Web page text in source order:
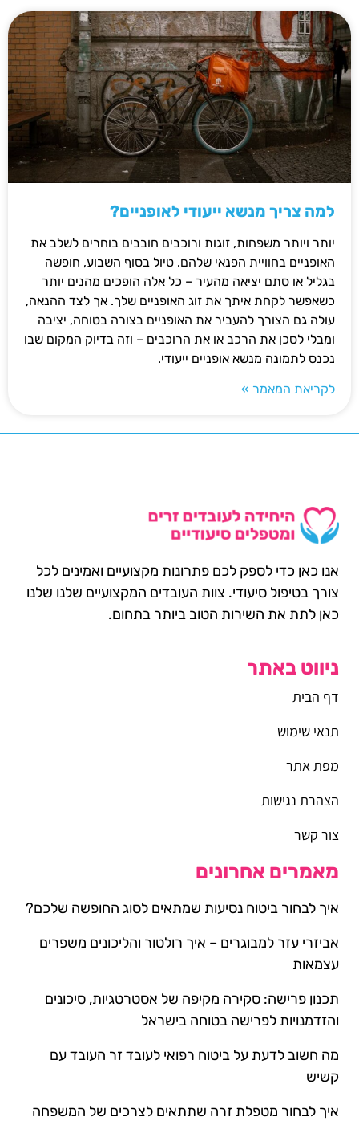
למה צריך מנשא ייעודי לאופניים?
יותר ויותר משפחות, זוגות ורוכבים חובבים בוחרים לשלב את
האופניים בחוויית הפנאי שלהם. טיול בסוף השבוע, חופשה
בגליל או סתם יציאה מהעיר – כל אלה הופכים מהנים יותר
כשאפשר לקחת איתך את זוג האופניים שלך. אך לצד ההנאה,
עולה גם הצורך להעביר את האופניים בצורה בטוחה, יציבה
ומבלי לסכן את הרכב או את הרוכבים – וזה בדיוק המקום שבו
נכנס לתמונה מנשא אופניים ייעודי.
לקריאת המאמר »
אנו כאן כדי לספק לכם פתרונות מקצועיים ואמינים לכל
צורך בטיפול סיעודי. צוות העובדים המקצועיים שלנו שלנו
כאן לתת את השירות הטוב ביותר בתחום.
ניווט באתר
דף הבית
תנאי שימוש
מפת אתר
הצהרת נגישות
צור קשר
מאמרים אחרונים
איך לבחור ביטוח נסיעות שמתאים לסוג החופשה שלכם?
אביזרי עזר למבוגרים – איך רולטור והליכונים משפרים
עצמאות
תכנון פרישה: סקירה מקיפה של אסטרטגיות, סיכונים
והזדמנויות לפרישה בטוחה בישראל
מה חשוב לדעת על ביטוח רפואי לעובד זר העובד עם
קשיש
איך לבחור מטפלת זרה שתתאים לצרכים של המשפחה